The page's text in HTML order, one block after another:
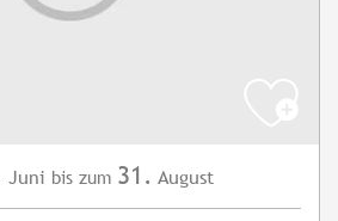
Juni bis zum 31. August